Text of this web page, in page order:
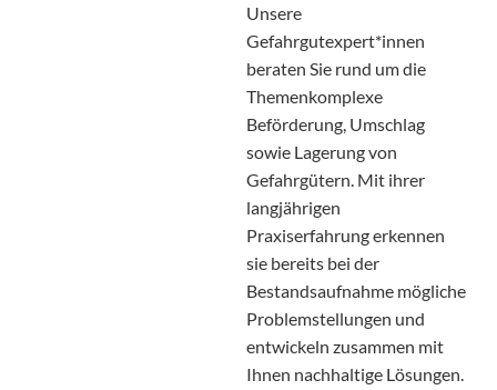
Unsere
Gefahrgutexpert*innen
beraten Sie rund um die
Themenkomplexe
Beförderung, Umschlag
sowie Lagerung von
Gefahrgütern. Mit ihrer
langjährigen
Praxiserfahrung erkennen
sie bereits bei der
Bestandsaufnahme mögliche
Problemstellungen und
entwickeln zusammen mit
Ihnen nachhaltige Lösungen.